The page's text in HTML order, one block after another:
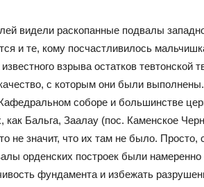
видели раскопанные подвалы
и те, кому посчастливилось
взрыва остатков тевтонской
с которым они были
соборе и большинстве
как Бальга, Заалау (пос. Каменское
не значит, что их там не было. Просто,
орденских построек были
фундамента и избежать